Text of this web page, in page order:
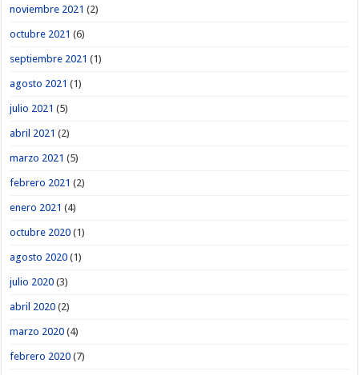
noviembre 2021 (2)
octubre 2021 (6)
septiembre 2021 (1)
agosto 2021 (1)
julio 2021 (5)
abril 2021 (2)
marzo 2021 (5)
febrero 2021 (2)
enero 2021 (4)
octubre 2020 (1)
agosto 2020 (1)
julio 2020 (3)
abril 2020 (2)
marzo 2020 (4)
febrero 2020 (7)